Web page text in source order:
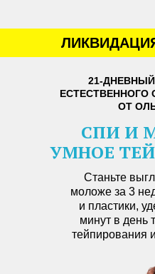
Станьте
моложе за 3
и пластики,
минут в день
тейпирования
21-
ОТ
СПИ И
УМНОЕ